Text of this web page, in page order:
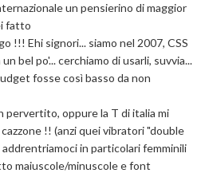
un pensierino di maggior
fatto
!!! Ehi signori... siamo nel 2007, CSS
bel po'... cerchiamo di usarli, suvvia...
fosse così basso da non
pervertito, oppure la T di italia mi
!! (anzi quei vibratori "double
addrentriamoci in particolari femminili
maiuscole/minuscole e font